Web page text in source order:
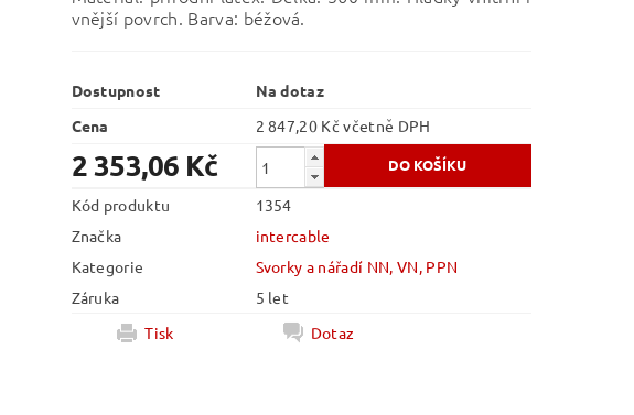
vnější povrch. Barva: béžová.
Dostupnost
Na dotaz
Cena
2 847,20 Kč včetně DPH
2 353,06 Kč
Kód produktu
1354
Značka
intercable
Kategorie
Svorky a nářadí NN, VN, PPN
Záruka
5 let
Tisk
Dotaz